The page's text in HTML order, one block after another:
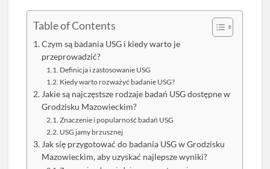
Table of Contents
Czym są badania USG i kiedy warto je
przeprowadzić?
Definicja i zastosowanie USG
Kiedy warto rozważyć badanie USG?
Jakie są najczęstsze rodzaje badań USG dostępne w
Grodzisku Mazowieckim?
Znaczenie i popularność badań USG
USG jamy brzusznej
Jak się przygotować do badania USG w Grodzisku
Mazowieckim, aby uzyskać najlepsze wyniki?